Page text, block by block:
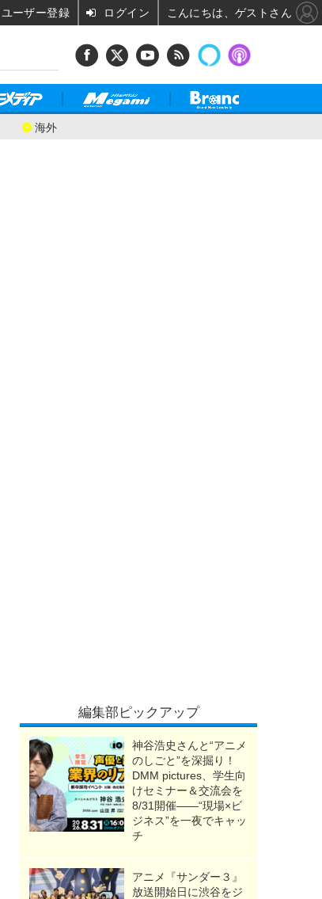
海外
編集部ピックアップ
神谷浩史さんと“アニメ
のしごと”を深掘り！
DMM pictures、学生向
けセミナー＆交流会を
8/31開催――“現場×ビ
ジネス”を一夜でキャッ
チ
アニメ『サンダー３』
放送開始日に渋谷をジ
ユーザー登録 ログイン こんにちは、ゲストさん